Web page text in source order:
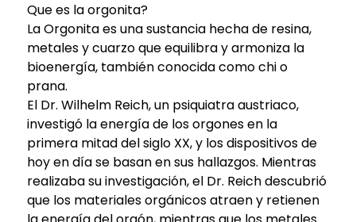
Que es la orgonita?
La Orgonita es una sustancia hecha de resina,
metales y cuarzo que equilibra y armoniza la
bioenergía, también conocida como chi o
prana.
El Dr. Wilhelm Reich, un psiquiatra austriaco,
investigó la energía de los orgones en la
primera mitad del siglo XX, y los dispositivos de
hoy en día se basan en sus hallazgos. Mientras
realizaba su investigación, el Dr. Reich descubrió
que los materiales orgánicos atraen y retienen